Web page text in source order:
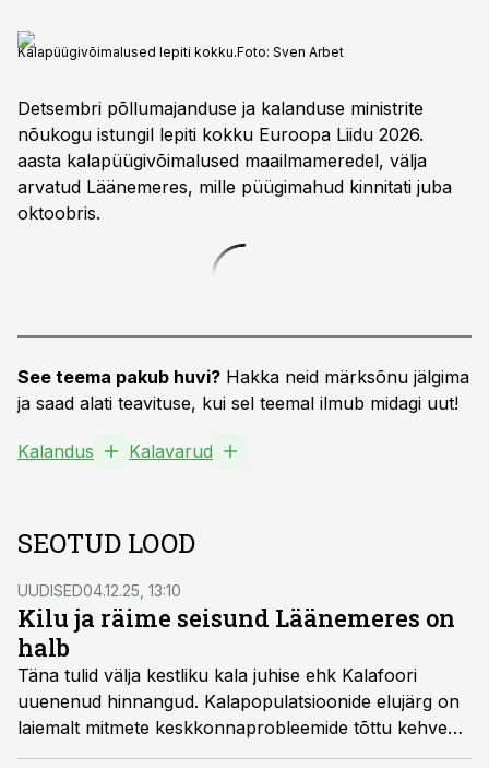
Kalapüügivõimalused lepiti kokku.Foto: Sven Arbet
Detsembri põllumajanduse ja kalanduse ministrite
nõukogu istungil lepiti kokku Euroopa Liidu 2026.
aasta kalapüügivõimalused maailmameredel, välja
arvatud Läänemeres, mille püügimahud kinnitati juba
oktoobris.
See teema pakub huvi? Hakka neid märksõnu jälgima
ja saad alati teavituse, kui sel teemal ilmub midagi uut!
Kalandus Kalavarud
SEOTUD LOOD
UUDISED04.12.25, 13:10
Kilu ja räime seisund Läänemeres on
halb
Täna tulid välja kestliku kala juhise ehk Kalafoori
uuenenud hinnangud. Kalapopulatsioonide elujärg on
laiemalt mitmete keskkonnaprobleemide tõttu kehvem.
Eesti inimestel tasub tähele panna, et kodumaal